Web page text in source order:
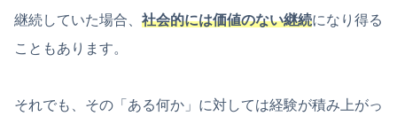
継続していた場合、 社会的には価値のない継続になり得る
こともあります。
それでも、その「ある何か」に対しては経験が積み上がっ